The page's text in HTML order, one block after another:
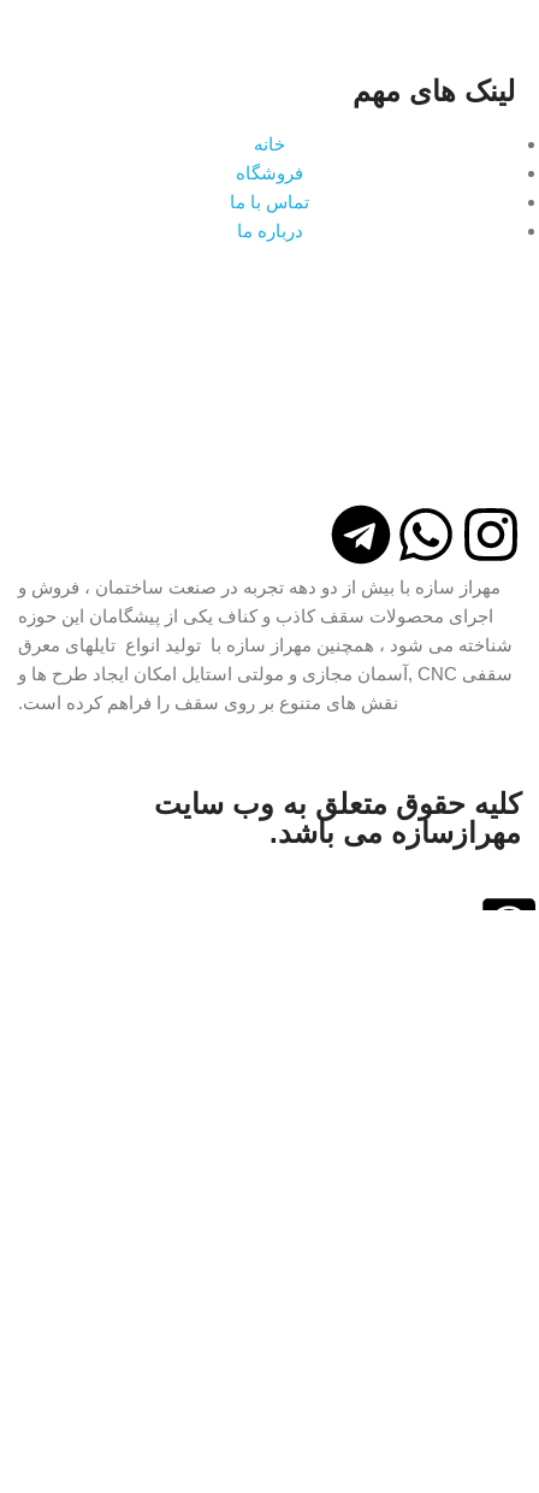
لینک های مهم
خانه
فروشگاه
تماس با ما
درباره ما
مهراز سازه با بیش از دو دهه تجربه در صنعت ساختمان ، فروش و
اجرای محصولات سقف کاذب و کناف یکی از پیشگامان این حوزه
شناخته می شود ، همچنین مهراز سازه با تولید انواع تایلهای معرق
سقفی CNC ,آسمان مجازی و مولتی استایل امکان ایجاد طرح ها و
نقش های متنوع بر روی سقف را فراهم کرده است.
کلیه حقوق متعلق به وب سایت
مهرازسازه می باشد.